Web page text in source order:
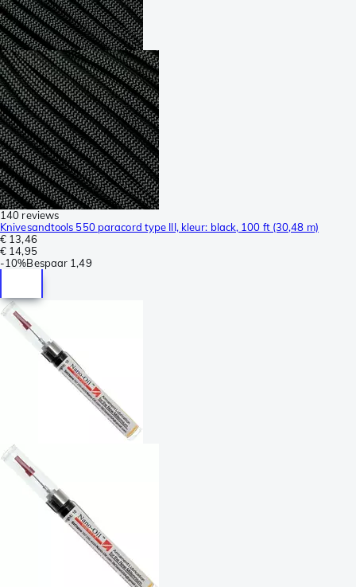
140 reviews
Knivesandtools 550 paracord type III, kleur: black, 100 ft (30,48 m)
€ 13,46
€ 14,95
-10%Bespaar 1,49